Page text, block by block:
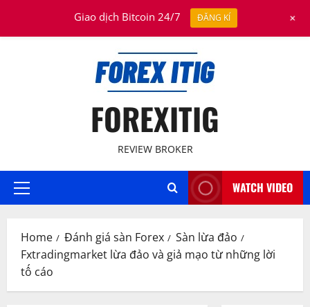
August 9, 2026
FOREXITIG
REVIEW BROKER
Primary
WATCH VIDEO
Home Đánh giá sàn Forex
Sàn lừa đảo
Fxtradingmarket lừa đảo và giả mạo từ những lời
tố cáo
Giao dịch Bitcoin 24/7 ĐĂNG KÍ +